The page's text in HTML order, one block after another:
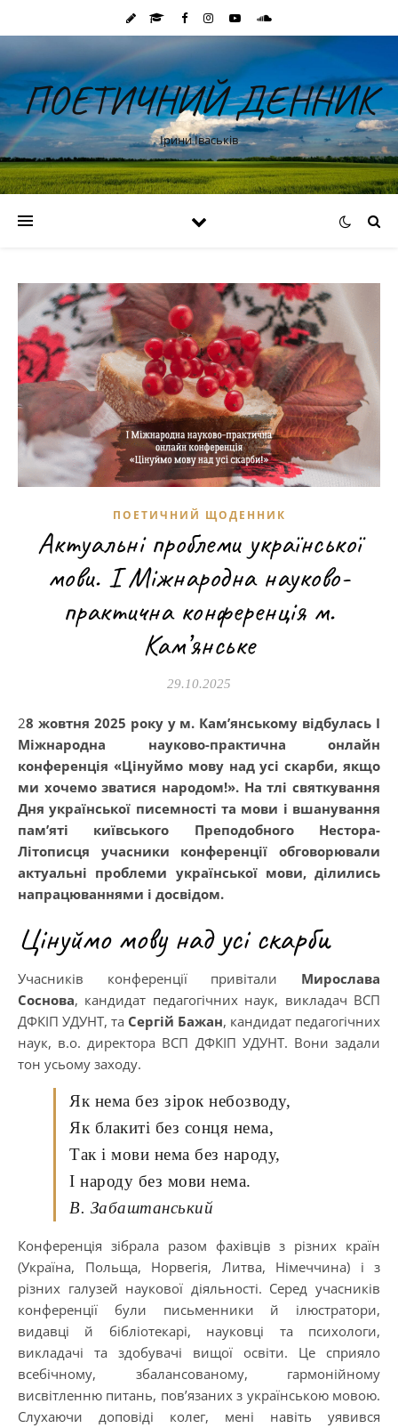
ПОЕТИЧНИЙ ДЕННИК
Ірини Іваськів
ПОЕТИЧНИЙ ЩОДЕННИК
Актуальні проблеми української
мови. І Міжнародна науково-
практична конференція м.
Кам’янське
29.10.2025
28 жовтня 2025 року у м. Кам’янському відбулась І
Міжнародна науково-практична онлайн
конференція «Цінуймо мову над усі скарби, якщо
ми хочемо зватися народом!». На тлі святкування
Дня української писемності та мови і вшанування
пам’яті київського Преподобного Нестора-
Літописця учасники конференції обговорювали
актуальні проблеми української мови, ділились
напрацюваннями і досвідом.
Цінуймо мову над усі скарби
Учасників конференції привітали Мирослава
Соснова, кандидат педагогічних наук, викладач ВСП
ДФКІП УДУНТ, та Сергій Бажан, кандидат педагогічних
наук, в.о. директора ВСП ДФКІП УДУНТ. Вони задали
тон усьому заходу.
Як нема без зірок небозводу,
Як блакиті без сонця нема,
Так і мови нема без народу,
І народу без мови нема.
В. Забаштанський
Конференція зібрала разом фахівців з різних країн
(Україна, Польща, Норвегія, Литва, Німеччина) і з
різних галузей наукової діяльності. Серед учасників
конференції були письменники й ілюстратори,
видавці й бібліотекарі, науковці та психологи,
викладачі та здобувачі вищої освіти. Це сприяло
всебічному, збалансованому, гармонійному
висвітленню питань, пов’язаних з українською мовою.
Слухаючи доповіді колег, мені навіть уявився